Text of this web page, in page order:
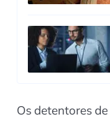
Os detentores de